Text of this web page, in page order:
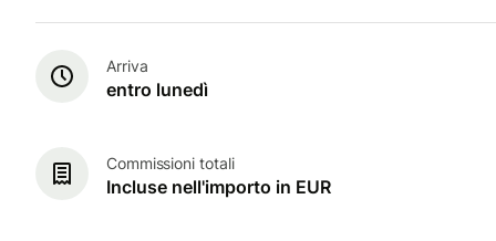
Arriva
entro lunedì
Commissioni totali
Incluse nell'importo in EUR